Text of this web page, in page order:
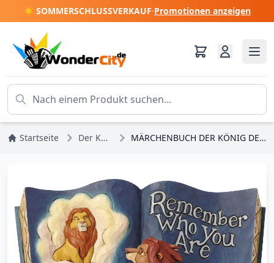
☀️ SOMMERSCHLUSSVERKAUF·Promotionen anzeigen
Startseite Der König der Löwen MÄRCHENBUCH DER KÖNIG DER LÖWEN DISNEY TRADITIONS JIM SHORE